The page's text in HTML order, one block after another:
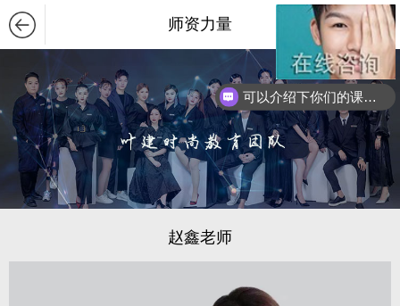
师资力量
赵鑫老师
可以介绍下你们的课程么？